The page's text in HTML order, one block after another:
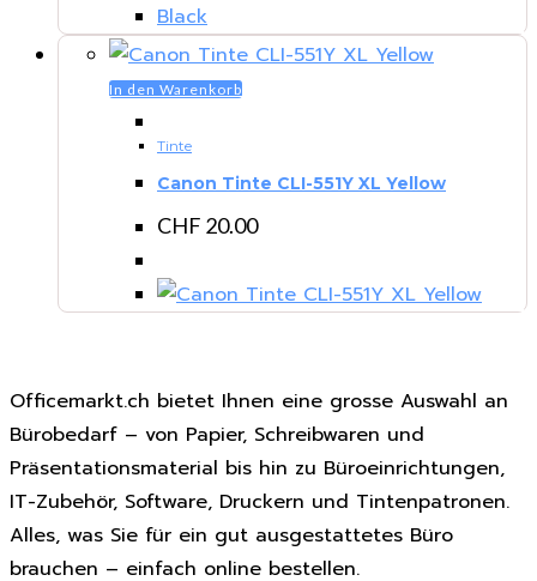
In den Warenkorb
Tinte
Canon Tinte CLI-551Y XL Yellow
CHF 20.00
Officemarkt.ch bietet Ihnen eine grosse Auswahl an
Bürobedarf – von Papier, Schreibwaren und
Präsentationsmaterial bis hin zu Büroeinrichtungen,
IT-Zubehör, Software, Druckern und Tintenpatronen.
Alles, was Sie für ein gut ausgestattetes Büro
brauchen – einfach online bestellen.